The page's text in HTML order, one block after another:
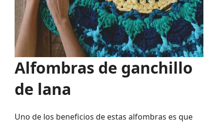
Alfombras de ganchillo
de lana
Uno de los beneficios de estas alfombras es que